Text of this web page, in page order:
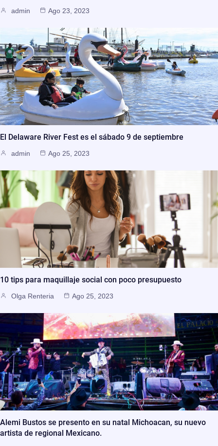
admin Ago 23, 2023
El Delaware River Fest es el sábado 9 de septiembre
admin Ago 25, 2023
10 tips para maquillaje social con poco presupuesto
Olga Renteria Ago 25, 2023
Alemi Bustos se presento en su natal Michoacan, su nuevo
artista de regional Mexicano.